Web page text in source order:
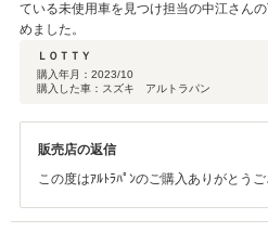
ている未使用車を見つけ担当の中江さん
めました。
ＬＯＴＴＹ
購入年月： 2023/10
購入した車：スズキ アルトラパン
販売店の返信
この度はｱﾙﾄﾗﾊﾟﾝのご購入ありがとう
す。この出会いをずっと大切にしてい